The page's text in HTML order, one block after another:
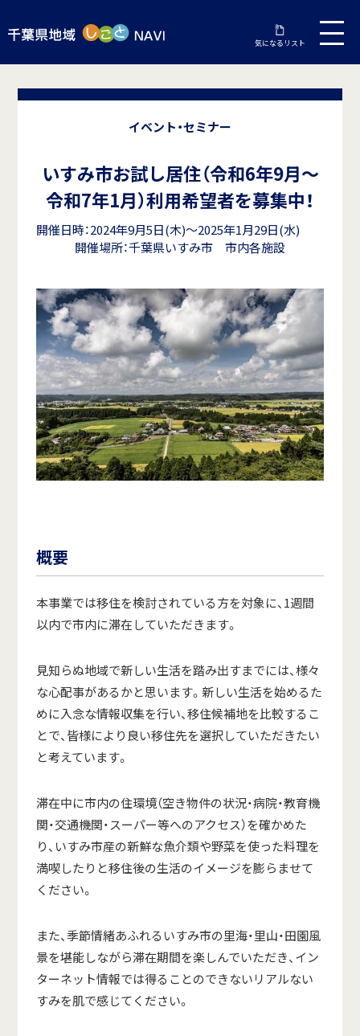
気になるリスト
イベント・セミナー
いすみ市お試し居住（令和6年9月～
令和7年1月）利用希望者を募集中！
開催日時：2024年9月5日(木)～2025年1月29日(水)
開催場所：千葉県いすみ市 市内各施設
概要
本事業では移住を検討されている方を対象に、1週間
以内で市内に滞在していただきます。
見知らぬ地域で新しい生活を踏み出すまでには、様々
な心配事があるかと思います。新しい生活を始めるた
めに入念な情報収集を行い、移住候補地を比較するこ
とで、皆様により良い移住先を選択していただきたい
と考えています。
滞在中に市内の住環境（空き物件の状況・病院・教育機
関・交通機関・スーパー等へのアクセス）を確かめた
り、いすみ市産の新鮮な魚介類や野菜を使った料理を
満喫したりと移住後の生活のイメージを膨らませて
ください。
また、季節情緒あふれるいすみ市の里海・里山・田園風
景を堪能しながら滞在期間を楽しんでいただき、イン
ターネット情報では得ることのできないリアルない
すみを肌で感じてください。